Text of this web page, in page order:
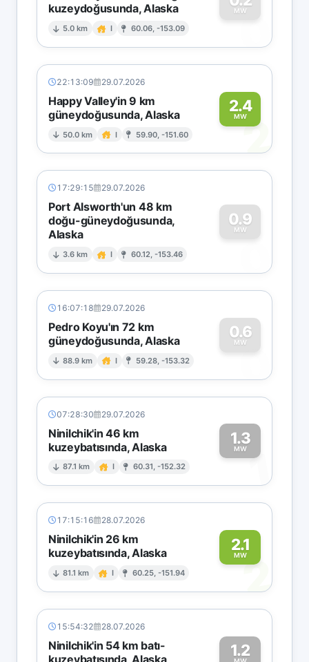
kuzeydoğusunda, Alaska
5.0 km I 60.06, -153.09
MW
0
22:13:09 29.07.2026
Happy Valley'in 9 km
güneydoğusunda, Alaska
50.0 km I 59.90, -151.60
2.4
MW2
17:29:15 29.07.2026
Port Alsworth'un 48 km
doğu-güneydoğusunda,
Alaska
3.6 km I 60.12, -153.46
0.9
MW
0
16:07:18 29.07.2026
Pedro Koyu'ın 72 km
güneydoğusunda, Alaska
88.9 km I 59.28, -153.32
0.6
MW
0
07:28:30 29.07.2026
Ninilchik'in 46 km
kuzeybatısında, Alaska
87.1 km I 60.31, -152.32
1.3
MW1
17:15:16 28.07.2026
Ninilchik'in 26 km
kuzeybatısında, Alaska
81.1 km I 60.25, -151.94
2.1
MW2
15:54:32 28.07.2026
Ninilchik'in 54 km batı-
kuzeybatısında, Alaska
1.2